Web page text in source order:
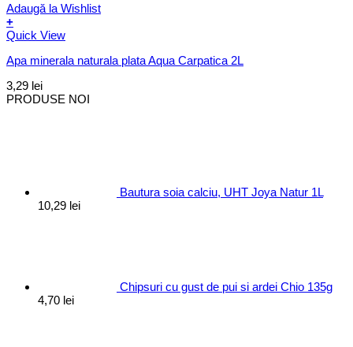
Adaugă la Wishlist
+
Quick View
Apa minerala naturala plata Aqua Carpatica 2L
3,29 lei
PRODUSE NOI
Bautura soia calciu, UHT Joya Natur 1L
10,29 lei
Chipsuri cu gust de pui si ardei Chio 135g
4,70 lei